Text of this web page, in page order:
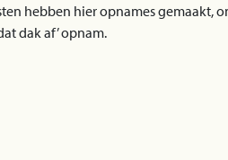
hebben hier opnames gemaakt,
dak af’ opnam.